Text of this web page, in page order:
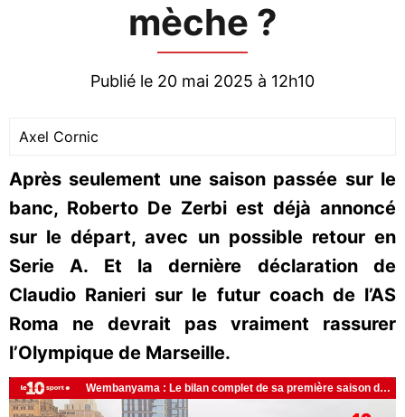
mèche ?
Publié le 20 mai 2025 à 12h10
Axel Cornic
Après seulement une saison passée sur le
banc, Roberto De Zerbi est déjà annoncé
sur le départ, avec un possible retour en
Serie A. Et la dernière déclaration de
Claudio Ranieri sur le futur coach de l’AS
Roma ne devrait pas vraiment rassurer
l’Olympique de Marseille.